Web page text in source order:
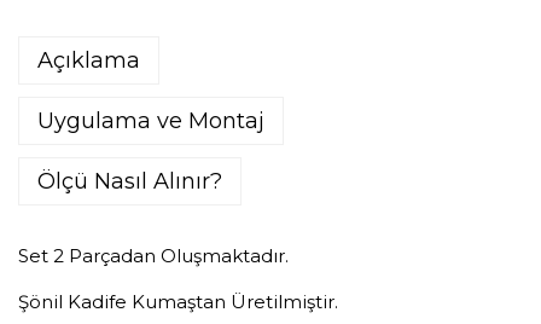
Açıklama
Uygulama ve Montaj
Ölçü Nasıl Alınır?
Set 2 Parçadan Oluşmaktadır.
Şönil Kadife Kumaştan Üretilmiştir.